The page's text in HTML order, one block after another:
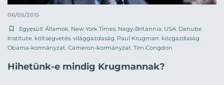
06/05/2015
Egyesült Államok, New York Times, Nagy-Britannia, USA, Danube
Institute, költségvetés, világgazdaság, Paul Krugman, közgazdaság,
Obama-kormányzat, Cameron-kormányzat, Tim Congdon
Hihetünk-e mindig Krugmannak?